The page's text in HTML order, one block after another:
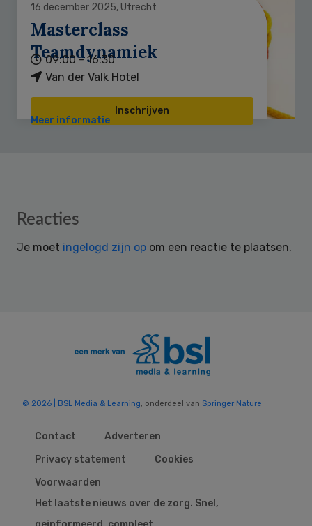
16 december 2025, Utrecht
Masterclass
Teamdynamiek
09:00 - 16:30
Van der Valk Hotel
Inschrijven
Meer informatie
Reader
Reacties
Je moet ingelogd zijn op om een reactie te plaatsen.
© 2026 | BSL Media & Learning, onderdeel van Springer Nature
Contact
Adverteren
Privacy statement
Cookies
Voorwaarden
Het laatste nieuws over de zorg. Snel,